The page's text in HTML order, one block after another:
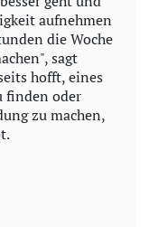
aufnehmen
die Woche
sagt
hofft, eines
finden oder
zu machen,